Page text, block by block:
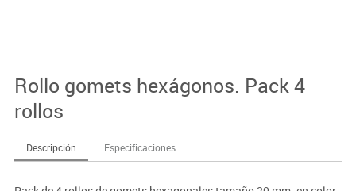
Rollo gomets hexágonos. Pack 4
rollos
Descripción Especificaciones